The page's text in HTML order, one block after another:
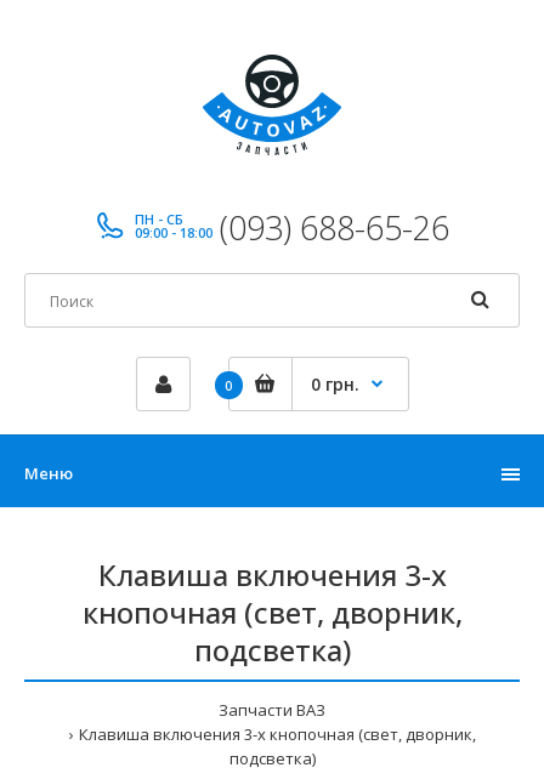
ПН - СБ
09:00 - 18:00 (093) 688-65-26
0 0 грн.
Меню
Клавиша включения 3-х
кнопочная (свет, дворник,
подсветка)
Запчасти ВАЗ
Клавиша включения 3-х кнопочная (свет, дворник,
подсветка)